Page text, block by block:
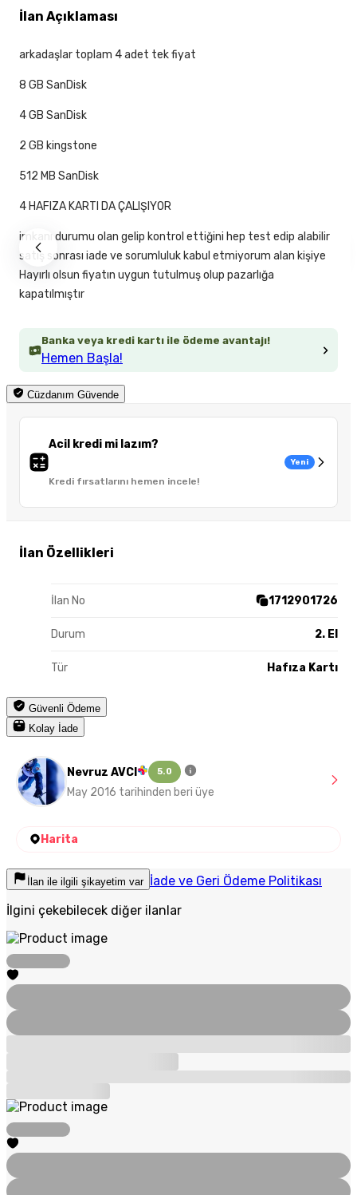
Banka veya kredi kartı ile ödeme avantajı!
Hemen Başla!
Cüzdanım Güvende
Acil kredi mi lazım?
Kredi fırsatlarını hemen incele!
Yeni
İlan Özellikleri
İlan No 1712901726
Durum 2. El
Tür Hafıza Kartı
Güvenli Ödeme
Kolay İade
İlan Açıklaması
arkadaşlar toplam 4 adet tek fiyat
8 GB SanDisk
4 GB SanDisk
2 GB kingstone
512 MB SanDisk
4 HAFIZA KARTI DA ÇALIŞIYOR
imkanı durumu olan gelip kontrol ettiğini hep test edip alabilir
satış sonrası iade ve sorumluluk kabul etmiyorum alan kişiye
Hayırlı olsun fiyatın uygun tutulmuş olup pazarlığa
kapatılmıştır
Nevruz AVCI 5.0
May 2016 tarihinden beri üye
Harita
İlan ile ilgili şikayetim var İade ve Geri Ödeme Politikası
İlgini çekebilecek diğer ilanlar